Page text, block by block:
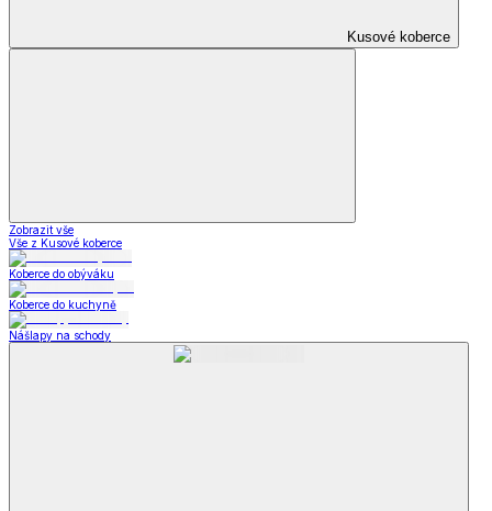
Kusové koberce
Zobrazit vše
Vše z Kusové koberce
Koberce do obýváku
Koberce do kuchyně
Nášlapy na schody